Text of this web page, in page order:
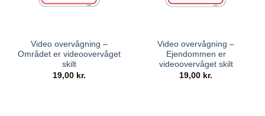
Video overvågning –
Området er videoovervåget
skilt
19,00 kr.
Video overvågning –
Ejendommen er
videoovervåget skilt
19,00 kr.